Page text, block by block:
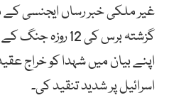
غیر ملکی خبر رساں ایجنسی کے
گزشتہ برس کی 12
اپنے بیان میں شہدا کو خراج
اسرائیل پر شدید تنقید کی۔